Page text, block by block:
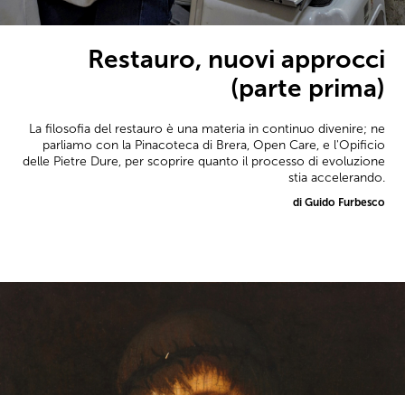
Restauro, nuovi approcci
(parte prima)
La filosofia del restauro è una materia in continuo divenire; ne
parliamo con la Pinacoteca di Brera, Open Care, e l'Opificio
delle Pietre Dure, per scoprire quanto il processo di evoluzione
stia accelerando.
di Guido Furbesco